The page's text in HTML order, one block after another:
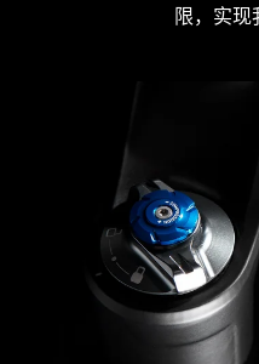
限，实现